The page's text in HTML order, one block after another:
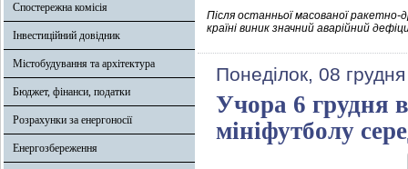
Спостережна комісія
Інвестиційний довідник
Містобудування та архітектура
Бюджет, фінанси, податки
Розрахунки за енергоносії
Енергозбереження
Після останньої масованої
країні виник значний аварійний
Понеділок, 08
Учора 6 грудня
мініфутболу